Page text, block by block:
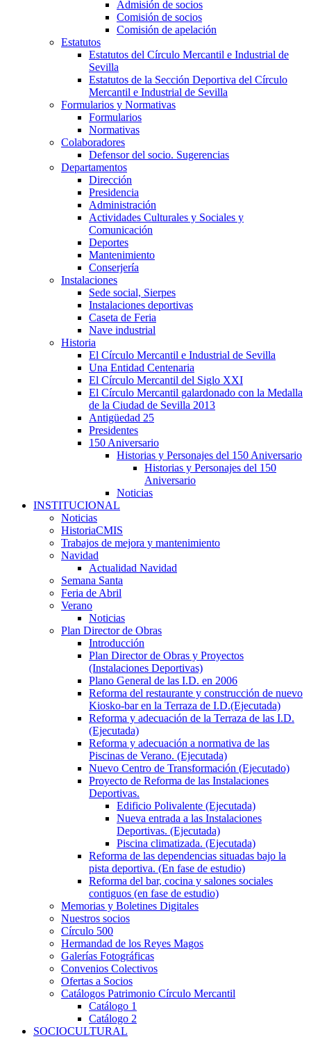
Admisión de socios
Comisión de socios
Comisión de apelación
Estatutos
Estatutos del Círculo Mercantil e Industrial de
Sevilla
Estatutos de la Sección Deportiva del Círculo
Mercantil e Industrial de Sevilla
Formularios y Normativas
Formularios
Normativas
Colaboradores
Defensor del socio. Sugerencias
Departamentos
Dirección
Presidencia
Administración
Actividades Culturales y Sociales y
Comunicación
Deportes
Mantenimiento
Conserjería
Instalaciones
Sede social, Sierpes
Instalaciones deportivas
Caseta de Feria
Nave industrial
Historia
El Círculo Mercantil e Industrial de Sevilla
Una Entidad Centenaria
El Círculo Mercantil del Siglo XXI
El Círculo Mercantil galardonado con la Medalla
de la Ciudad de Sevilla 2013
Antigüedad 25
Presidentes
150 Aniversario
Historias y Personajes del 150 Aniversario
Historias y Personajes del 150
Aniversario
Noticias
INSTITUCIONAL
Noticias
HistoriaCMIS
Trabajos de mejora y mantenimiento
Navidad
Actualidad Navidad
Semana Santa
Feria de Abril
Verano
Noticias
Plan Director de Obras
Introducción
Plan Director de Obras y Proyectos
(Instalaciones Deportivas)
Plano General de las I.D. en 2006
Reforma del restaurante y construcción de nuevo
Kiosko-bar en la Terraza de I.D.(Ejecutada)
Reforma y adecuación de la Terraza de las I.D.
(Ejecutada)
Reforma y adecuación a normativa de las
Piscinas de Verano. (Ejecutada)
Nuevo Centro de Transformación (Ejecutado)
Proyecto de Reforma de las Instalaciones
Deportivas.
Edificio Polivalente (Ejecutada)
Nueva entrada a las Instalaciones
Deportivas. (Ejecutada)
Piscina climatizada. (Ejecutada)
Reforma de las dependencias situadas bajo la
pista deportiva. (En fase de estudio)
Reforma del bar, cocina y salones sociales
contiguos (en fase de estudio)
Memorias y Boletines Digitales
Nuestros socios
Círculo 500
Hermandad de los Reyes Magos
Galerías Fotográficas
Convenios Colectivos
Ofertas a Socios
Catálogos Patrimonio Círculo Mercantil
Catálogo 1
Catálogo 2
SOCIOCULTURAL